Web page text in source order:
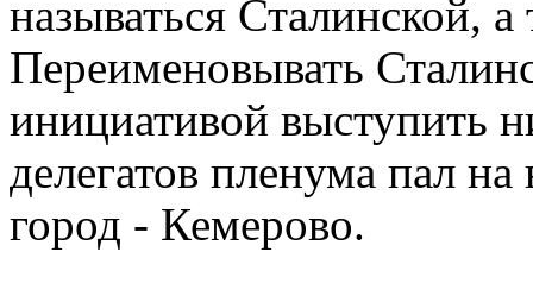
называться Сталинской,
Переименовывать
инициативой выступить
делегатов пленума пал
город - Кемерово.